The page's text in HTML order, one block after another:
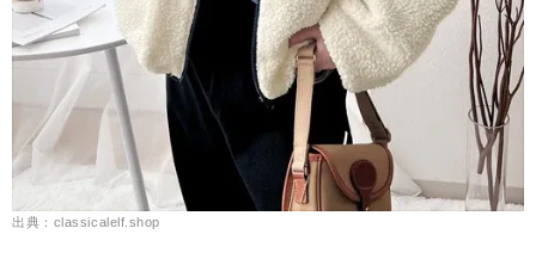
出典：classicalelf.shop